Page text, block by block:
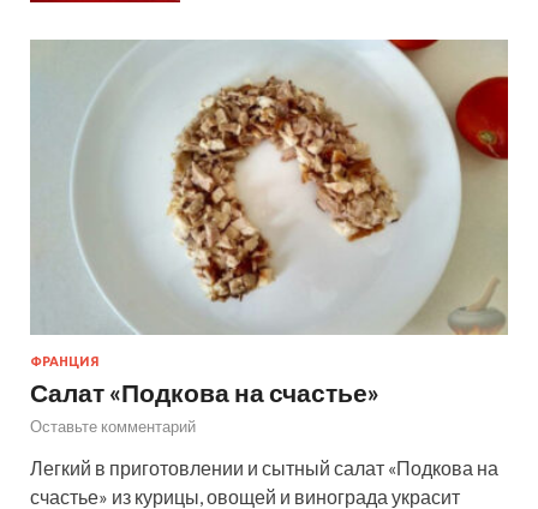
ФРАНЦИЯ
Салат «Подкова на счастье»
Оставьте комментарий
Легкий в приготовлении и сытный салат «Подкова на
счастье» из курицы, овощей и винограда украсит